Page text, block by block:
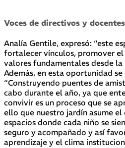
Voces de directivos y docentes
Analía Gentile, expresó: “este
fortalecer vínculos, promover
valores fundamentales desde
Además, en esta oportunidad
“Construyendo puentes de
cabo durante el año, ya que
convivir es un proceso que se
ello que nuestro jardín asume
espacios donde cada niño se
seguro y acompañado y así
aprendizaje y el clima